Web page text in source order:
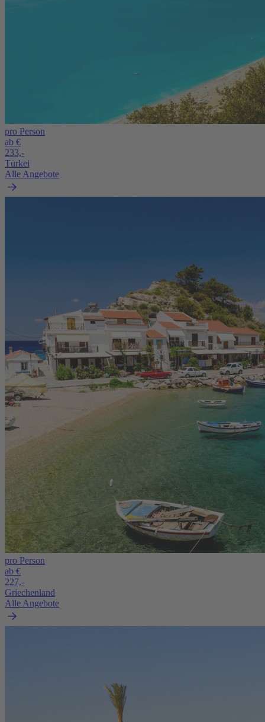
pro Person
ab €
233,-
Türkei
Alle Angebote
pro Person
ab €
227,-
Griechenland
Alle Angebote